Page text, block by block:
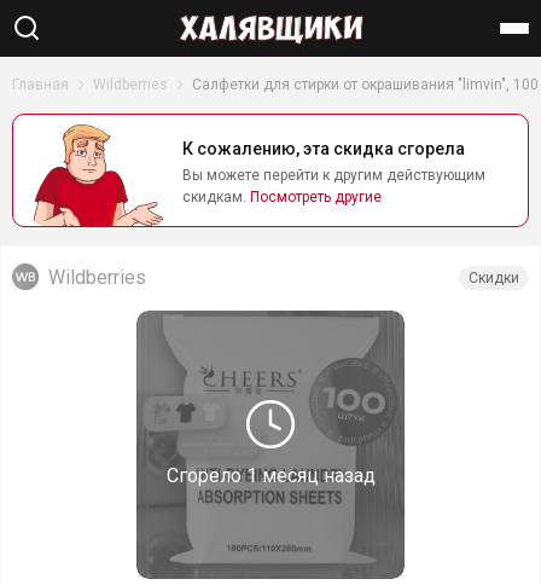
Найти
Главная Wildberries Салфетки для стирки от окрашивания "limvin",
К сожалению, эта скидка сгорела
Вы можете перейти к другим действующим
скидкам. Посмотреть другие
Сгорело1 месяц назад
Wildberries Скидки